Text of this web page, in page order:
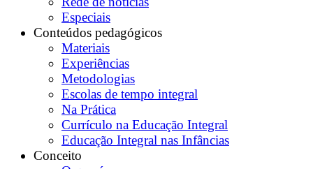
Especiais
Conteúdos pedagógicos
Materiais
Experiências
Metodologias
Escolas de tempo integral
Na Prática
Currículo na Educação Integral
Educação Integral nas Infâncias
Conceito